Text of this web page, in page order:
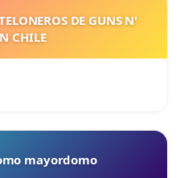
DE GUNS N'
CHILE
mayordomo